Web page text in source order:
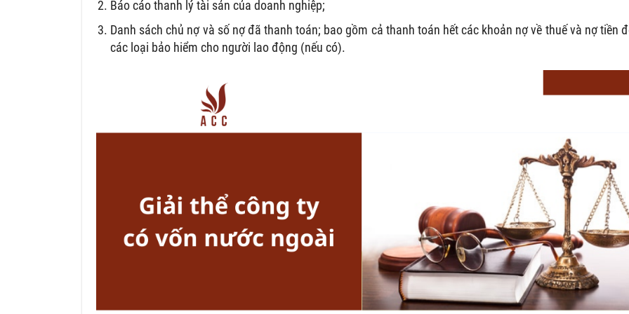
Báo cáo thanh lý tài sản của doanh nghiệp;
Danh sách chủ nợ và số nợ đã thanh toán; bao gồm cả thanh toán hết các khoản nợ về thuế và nợ tiền
các loại bảo hiểm cho người lao động (nếu có).